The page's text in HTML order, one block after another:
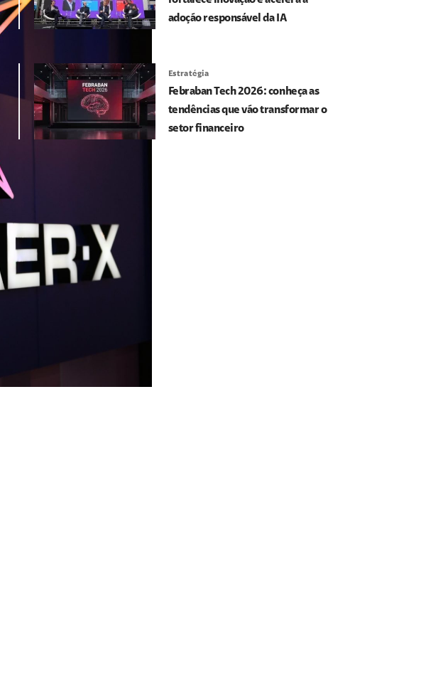
adoção responsável da IA
Estratégia
Febraban Tech 2026: conheça as
tendências que vão transformar o
setor financeiro